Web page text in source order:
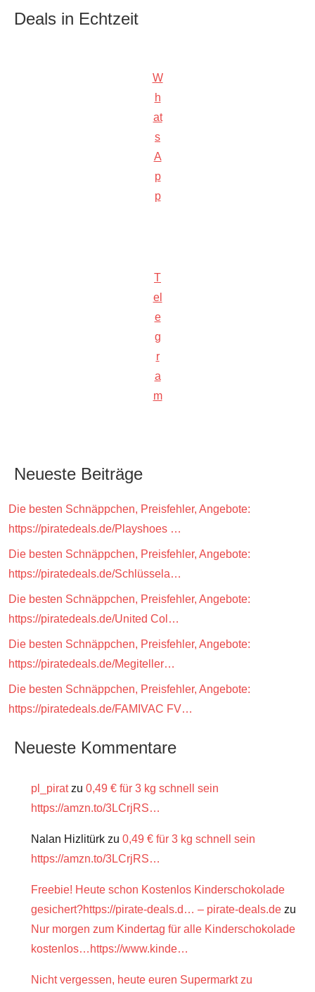
Deals in Echtzeit
W
h
at
s
A
p
p
T
el
e
g
r
a
m
Neueste Beiträge
Die besten Schnäppchen, Preisfehler, Angebote:
https://piratedeals.de/Playshoes …
Die besten Schnäppchen, Preisfehler, Angebote:
https://piratedeals.de/Schlüssela…
Die besten Schnäppchen, Preisfehler, Angebote:
https://piratedeals.de/United Col…
Die besten Schnäppchen, Preisfehler, Angebote:
https://piratedeals.de/Megiteller…
Die besten Schnäppchen, Preisfehler, Angebote:
https://piratedeals.de/FAMIVAC FV…
Neueste Kommentare
pl_piratzu 0,49 € für 3 kg schnell sein
https://amzn.to/3LCrjRS…
Nalan Hizlitürk zu 0,49 € für 3 kg schnell sein
https://amzn.to/3LCrjRS…
Freebie! Heute schon Kostenlos Kinderschokolade
gesichert?https://pirate-deals.d… – pirate-deals.de zu
Nur morgen zum Kindertag für alle Kinderschokolade
kostenlos…https://www.kinde…
Nicht vergessen, heute euren Supermarkt zu